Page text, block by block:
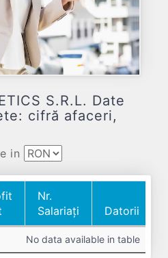
S.R.L. Date
cifră afaceri,
in
Nr.
Salariați
Datorii
Nr.
Salariați
Datorii
No data available in table